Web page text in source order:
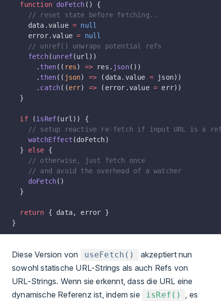
  function
doFetch () {
    // reset state before fetching..
    data.value
= null
    error.value
= null
    // unref() unwraps potential refs
    fetch
(unref(url))
      .
then(( res) => res. json())
      .
then(( json) => (data.value = json))
      .
catch((err) => (error.value = err))
  }
  if
(isRef(url)) {
// setup reactive re-fetch if input URL is a
    watchEffect
(doFetch)
  }
else {
    // otherwise, just fetch once
    // and avoid the overhead of a watcher
    doFetch
()
  }
  return
{ data, error }
}
Diese Version von useFetch()
akzeptiert nun
sowohl statische URL-Strings als auch Refs von
URL-Strings. Wenn sie erkennt, dass die URL eine
dynamische Referenz ist, indem sie
isRef() , es